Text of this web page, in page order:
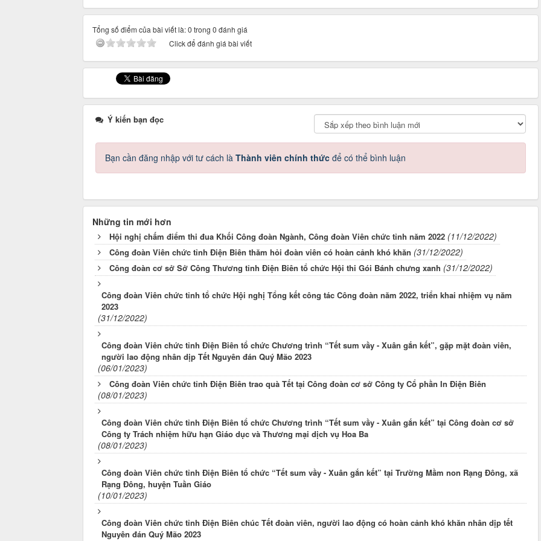
Tổng số điểm của bài viết là: 0 trong 0 đánh giá
Click để đánh giá bài viết
Ý kiến bạn đọc
Bạn cần đăng nhập với tư cách là Thành viên chính thức để có thể bình luận
Những tin mới hơn
Hội nghị chấm điểm thi đua Khối Công đoàn Ngành, Công đoàn Viên chức tỉnh năm 2022 (11/12/2022)
Công đoàn Viên chức tỉnh Điện Biên thăm hỏi đoàn viên có hoàn cảnh khó khăn (31/12/2022)
Công đoàn cơ sở Sở Công Thương tỉnh Điện Biên tổ chức Hội thi Gói Bánh chưng xanh (31/12/2022)
Công đoàn Viên chức tỉnh tổ chức Hội nghị Tổng kết công tác Công đoàn năm 2022, triển khai nhiệm vụ năm
2023
(31/12/2022)
Công đoàn Viên chức tỉnh Điện Biên tổ chức Chương trình “Tết sum vầy - Xuân gắn kết”, gặp mặt đoàn viên,
người lao động nhân dịp Tết Nguyên đán Quý Mão 2023
(06/01/2023)
Công đoàn Viên chức tỉnh Điện Biên trao quà Tết tại Công đoàn cơ sở Công ty Cổ phần In Điện Biên
(08/01/2023)
Công đoàn Viên chức tỉnh Điện Biên tổ chức Chương trình “Tết sum vầy - Xuân gắn kết” tại Công đoàn cơ sở
Công ty Trách nhiệm hữu hạn Giáo dục và Thương mại dịch vụ Hoa Ba
(08/01/2023)
Công đoàn Viên chức tỉnh Điện Biên tổ chức “Tết sum vầy - Xuân gắn kết” tại Trường Mầm non Rạng Đông, xã
Rạng Đông, huyện Tuần Giáo
(10/01/2023)
Công đoàn Viên chức tỉnh Điện Biên chúc Tết đoàn viên, người lao động có hoàn cảnh khó khăn nhân dịp tết
Nguyên đán Quý Mão 2023